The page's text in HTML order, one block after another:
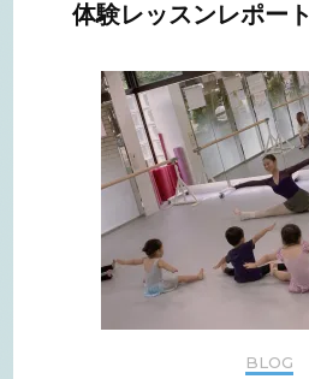
体験レッスンレポート
BLOG